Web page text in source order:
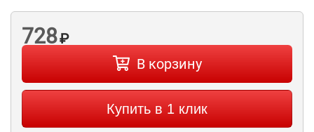
728₽
В корзину
Купить в 1 клик